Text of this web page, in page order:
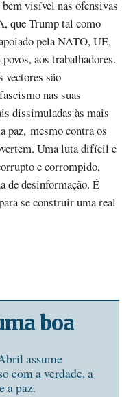
visível nas ofensivas
que Trump tal como
pela NATO, UE,
aos trabalhadores.
vectores são
nas suas
dissimuladas às mais
paz, mesmo contra os
Uma luta difícil e
e corrompido,
de desinformação. É
se construir uma real
boa
assume
com a verdade, a
a paz.